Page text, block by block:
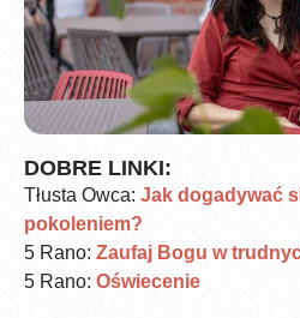
DOBRE LINKI:
Tłusta Owca: Jak dogadywać
pokoleniem?
5 Rano: Zaufaj Bogu w
5 Rano: Oświecenie